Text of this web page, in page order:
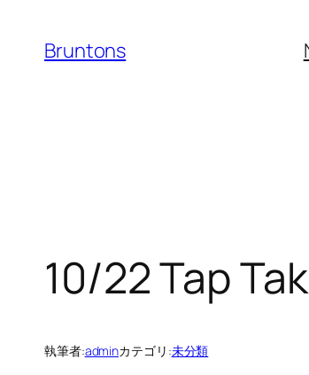
Bruntons
10/22 Tap
執筆者:adminカテゴリ:未分類